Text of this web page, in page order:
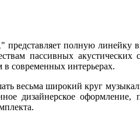
представляет полную линейку
пассивных
современных интерьерах.
весьма широкий круг
дизайнерское оформление,